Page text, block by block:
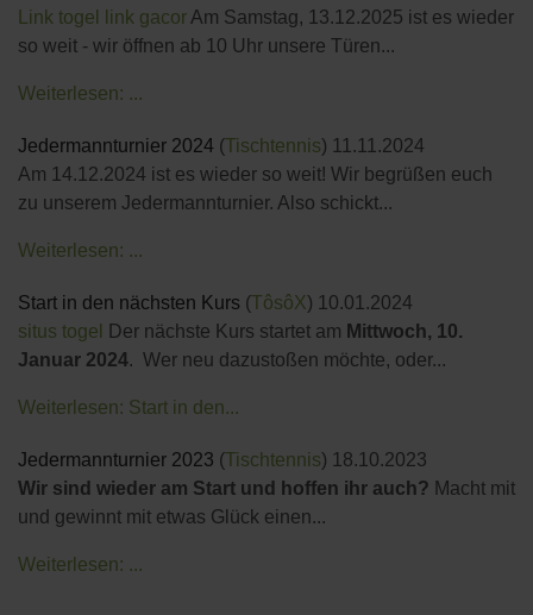
Link togel
link gacor Am Samstag, 13.12.2025 ist es wieder
so weit - wir öffnen ab 10 Uhr unsere Türen...
Weiterlesen: ...
Jedermannturnier 2024 (Tischtennis) 11.11.2024
Am 14.12.2024 ist es wieder so weit! Wir begrüßen euch
zu unserem Jedermannturnier. Also schickt...
Weiterlesen: ...
Start in den nächsten Kurs (TôsôX) 10.01.2024
situs togel
Der nächste Kurs startet am Mittwoch, 10.
Januar 2024. Wer neu dazustoßen möchte, oder...
Weiterlesen: Start in den...
Jedermannturnier 2023 (Tischtennis) 18.10.2023
Wir sind wieder am Start und hoffen ihr auch? Macht mit
und gewinnt mit etwas Glück einen...
Weiterlesen: ...